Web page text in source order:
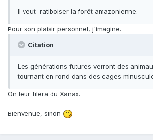
Il v eut ratiboiser la forêt amazonienne.
Pour son plaisir personnel, j'imagine.
Citation
Les générations futures verront des
tournant en rond dans des cages
On leur filera du Xanax.
Bienvenue, sinon